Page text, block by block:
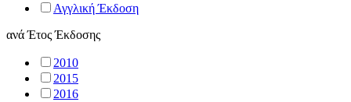
Αγγλική Έκδοση
ανάΈτος Έκδοσης
2010
2015
2016